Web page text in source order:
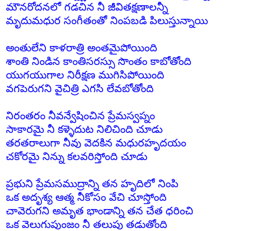
మౌనరోదనలో గడచిన నీ జీవితక్షణాలన్నీ
మృదుమధుర సంగీతంతో నింపబడి పిలుస్తున్నాయి
అంతులేని కాళరాత్రి అంతమైపోయింది
శాంతి నిండిన కాంతిసరస్సు సొంతం కాబోతోంది
యుగయుగాల నిరీక్షణ ముగిసిపోయింది
వగపెరుగని వైచిత్రి ఎగసి లేవబోతోంది
నిరంతరం నీవన్వేషించిన ప్రేమస్వప్నం
సాకారమై నీ కళ్ళెదుట నిలిచింది చూడు
తరతరాలుగా నీవు వెదకిన మధురహృదయం
చకోరమై నిన్ను కలవరిస్తోంది చూడు
ప్రభుని ప్రేమసముద్రాన్ని తన హృదిలో నింపి
ఒక అదృశ్య ఆత్మ నీకోసం వేచి చూస్తోంది
చావెరుగని అమృత భాండాన్ని తన చేత ధరించి
ఒక వెలుగుపుంజం నీ తలుపు తడుతోంది